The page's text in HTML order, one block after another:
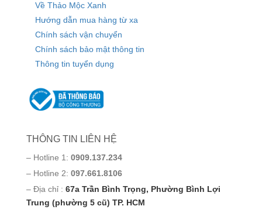
Về Thảo Mộc Xanh
Hướng dẫn mua hàng từ xa
Chính sách vận chuyển
Chính sách bảo mật thông tin
Thông tin tuyển dụng
THÔNG TIN LIÊN HỆ
– Hotline 1: 0909.137.234
– Hotline 2: 097.661.8106
– Địa chỉ : 67a Trần Bình Trọng, Phường Bình Lợi
Trung (phường 5 cũ) TP. HCM